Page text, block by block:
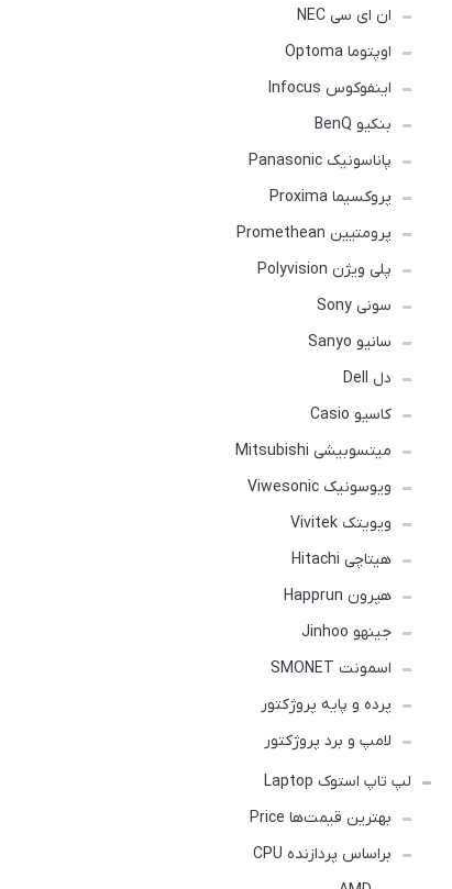
ان ای سی NEC
اوپتوما Optoma
اینفوکوس Infocus
بنکیو BenQ
پاناسونیک Panasonic
پروکسیما Proxima
پرومتیین Promethean
پلی ویژن Polyvision
سونی Sony
سانیو Sanyo
دل Dell
کاسیو Casio
میتسوبیشی Mitsubishi
ویوسونیک Viwesonic
ویویتک Vivitek
هیتاچی Hitachi
هپرون Happrun
جینهو Jinhoo
اسمونت SMONET
پرده و پایه پروژکتور
لامپ و برد پروژکتور
لپ تاپ استوک Laptop
بهترین قیمت‌ها Price
براساس پردازنده CPU